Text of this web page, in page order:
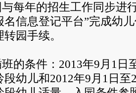
年的招生工作同步进
名信息登记平台”完成幼
园手续。
条件：2013年9月1日
幼儿和2012年9月1日至